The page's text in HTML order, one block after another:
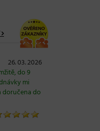
26. 03. 2026
do 9
mi
doručena do